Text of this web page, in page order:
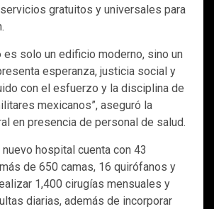
gratuitos y universales para
es solo un edificio moderno, sino un
esperanza, justicia social y
con el esfuerzo y la disciplina de
mexicanos”, aseguró la
en presencia de personal de salud.
hospital cuenta con 43
de 650 camas, 16 quirófanos y
1,400 cirugías mensuales y
diarias, además de incorporar